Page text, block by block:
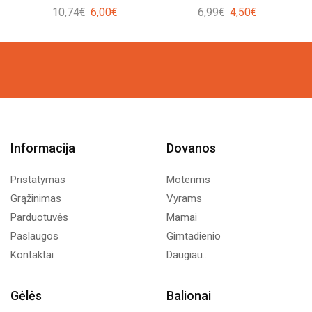
10,74€ Original
was:
6,00€
is:
6,99€ Original
was:
4,50€Current
is:
Informacija
Pristatymas
Grąžinimas
Parduotuvės
Paslaugos
Kontaktai
Dovanos
Moterims
Vyrams
Mamai
Gimtadienio
Daugiau...
Gėlės Balionai